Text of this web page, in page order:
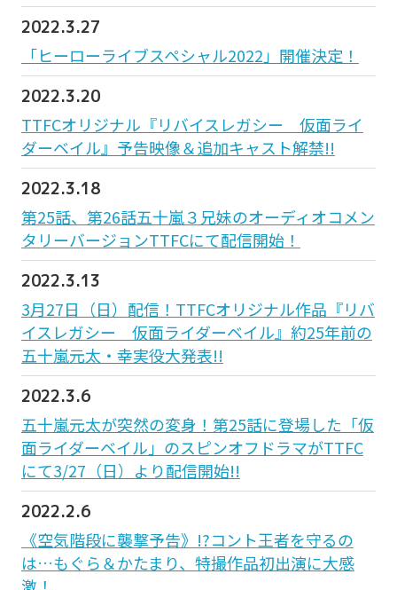
2022.3.27
「ヒーローライブスペシャル2022」開催決定！
2022.3.20
TTFCオリジナル『リバイスレガシー 仮面ライ
ダーベイル』予告映像＆追加キャスト解禁!!
2022.3.18
第25話、第26話五十嵐３兄妹のオーディオコメン
タリーバージョンTTFCにて配信開始！
2022.3.13
3月27日（日）配信！TTFCオリジナル作品『リバ
イスレガシー 仮面ライダーベイル』約25年前の
五十嵐元太・幸実役大発表!!
2022.3.6
五十嵐元太が突然の変身！第25話に登場した「仮
面ライダーベイル」のスピンオフドラマがTTFC
にて3/27（日）より配信開始!!
2022.2.6
《空気階段に襲撃予告》!?コント王者を守るの
は…もぐら＆かたまり、特撮作品初出演に大感